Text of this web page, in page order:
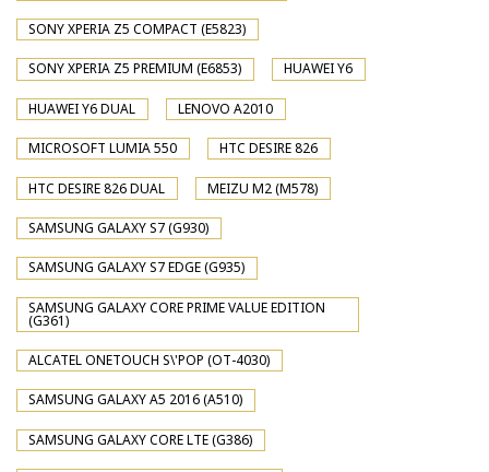
SONY XPERIA Z5 COMPACT (E5823)
SONY XPERIA Z5 PREMIUM (E6853) HUAWEI Y6
HUAWEI Y6 DUAL LENOVO A2010
MICROSOFT LUMIA 550 HTC DESIRE 826
HTC DESIRE 826 DUAL MEIZU M2 (M578)
SAMSUNG GALAXY S7 (G930)
SAMSUNG GALAXY S7 EDGE (G935)
SAMSUNG GALAXY CORE PRIME VALUE EDITION
(G361)
ALCATEL ONETOUCH S\'POP (OT-4030)
SAMSUNG GALAXY A5 2016 (A510)
SAMSUNG GALAXY CORE LTE (G386)